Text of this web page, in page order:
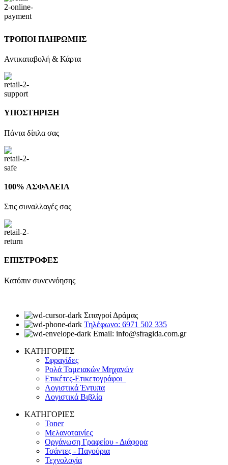
ΤΡΟΠΟΙ ΠΛΗΡΩΜΗΣ
Αντικαταβολή & Κάρτα
ΥΠΟΣΤΗΡΙΞΗ
Πάντα δίπλα σας
100% ΑΣΦΑΛΕΙΑ
Στις συναλλαγές σας
ΕΠΙΣΤΡΟΦΕΣ
Κατόπιν συνεννόησης
Σιταγροί Δράμας
Τηλέφωνο: 6971 502 335
Email: info@sfragida.com.gr
ΚΑΤΗΓΟΡΙΕΣ
Σφραγίδες
Ρολά Ταμειακών Μηχανών
Ετικέτες-Ετικετογράφοι
Λογιστικά Έντυπα
Λογιστικά Βιβλία
ΚΑΤΗΓΟΡΙΕΣ
Toner
Μελανοταινίες
Οργάνωση Γραφείου - Διάφορα
Τσάντες - Παγούρια
Τεχνολογία